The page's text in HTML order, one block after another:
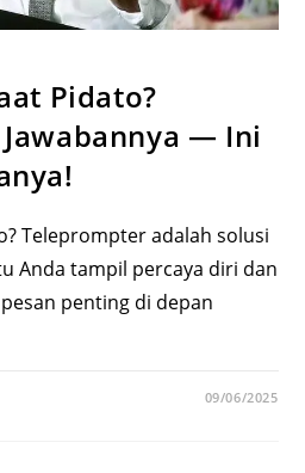
Pidato?
— Ini
Teleprompter adalah solusi
Anda tampil percaya diri dan
penting di depan
09/06/2025